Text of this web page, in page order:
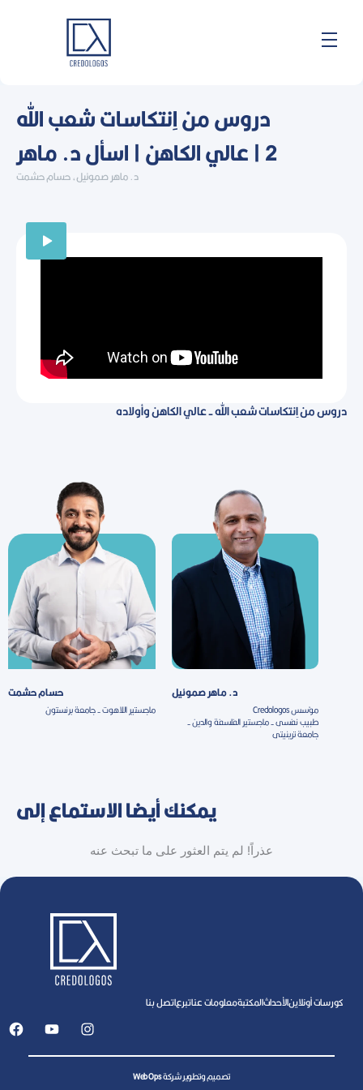
دروس من اِنتكاسات شعب الله
2 | عالي الكاهن | اسأل د. ماهر
د. ماهر صموئيل، حسام حشمت
دروس من اِنتكاسات شعب الله - عالي الكاهن وأولاده
د. ماهر صموئيل
مؤسس Credologos
طبيب نفسى - ماجستير الفلسفة والدين -
جامعة ترينيتى
حسام حشمت
ماجستير اللاهوت - جامعة برنستون
يمكنك أيضا الاستماع إلى
عذراً! لم يتم العثور على ما تبحث عنه
كورسات أونلايناﻷحداثالمكتبةمعلومات عناتبرعاتصل بنا
تصميم وتطوير شركةWebOps